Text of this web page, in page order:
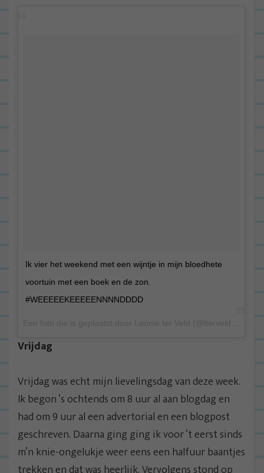
Ik vier het weekend met een wijntje in mijn bloedhete
voortuin met een boek en de zon.
#WEEEEEKEEEEENNNNDDDD
Vrijdag
Vrijdag was echt mijn lievelingsdag van deze week.
Ik begon ‘s ochtends om 8 uur al aan blogdag en
had om 9 uur al een advertorial en een blogpost
geschreven. Daarna ging ging ik voor ‘t eerst sinds
m’n knie-ongelukje weer eens een halfuur baantjes